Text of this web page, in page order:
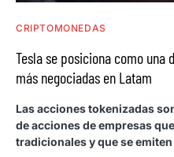
CRIPTOMONEDAS
Tesla se posiciona como una
más negociadas en Latam
Las acciones tokenizadas
de acciones de empresas
tradicionales y que se